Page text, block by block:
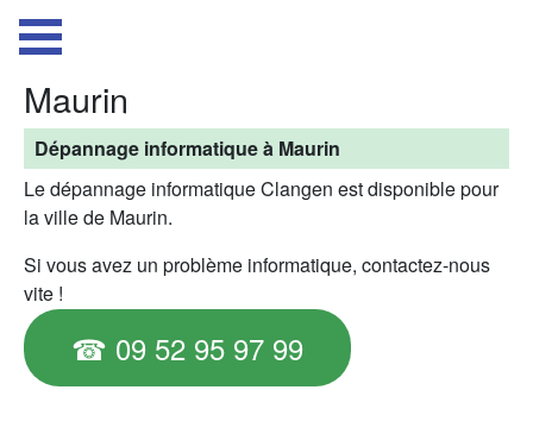
Maurin
Dépannage informatique à Maurin
Le dépannage informatique Clangen est disponible pour
la ville de Maurin.
Si vous avez un problème informatique, contactez-nous
vite !
☎ 09 52 95 97 99